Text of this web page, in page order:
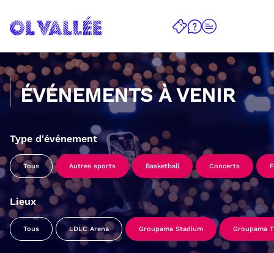
ÉVÉNEMENTS À VENIR
Type d'événement
Tous Autres sports Basketball Concerts
Lieux
Tous LDLC Arena Groupama Stadium Groupama